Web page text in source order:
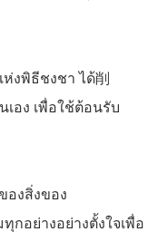
งพิธีชงชา ได้削
อง เพื่อใช้ต้อนรับ
องสิ่งของ
กอย่างอย่างตั้งใจเพื่อ